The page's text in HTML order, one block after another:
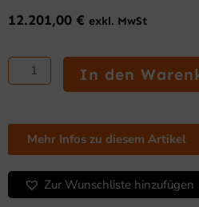
12.201,00 € exkl. MwSt
Geschirrspülmaschine
und
Topfspülmaschine
In den
Mehr Infos zu diesem Artikel
Zur Wunschliste hinzufügen